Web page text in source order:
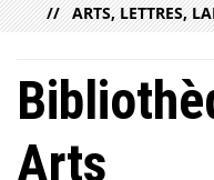
ARTS, LETTRES,
Arts